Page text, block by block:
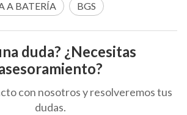
A BATERÍA BGS
duda? ¿Necesitas
con nosotros y resolveremos tus
dudas.